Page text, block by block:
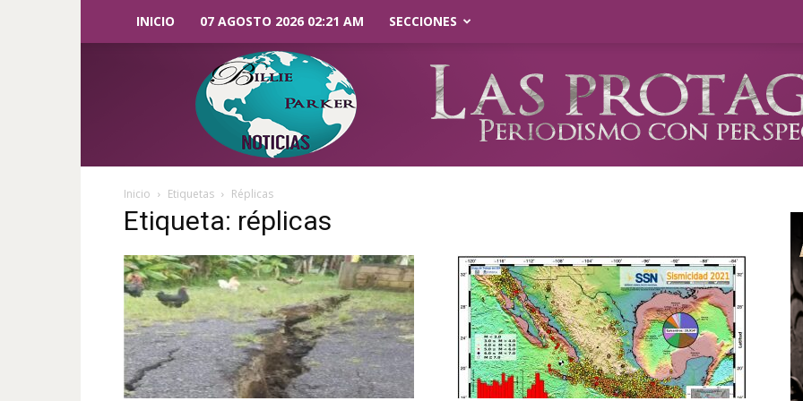
INICIO 07 AGOSTO 2026 02:21 AM SECCIONES
Parker
Noticias
Inicio Etiquetas Réplicas
Etiqueta: réplicas